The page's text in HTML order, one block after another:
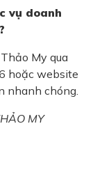
vụ doanh
My qua
hoặc website
nhanh chóng.
MY